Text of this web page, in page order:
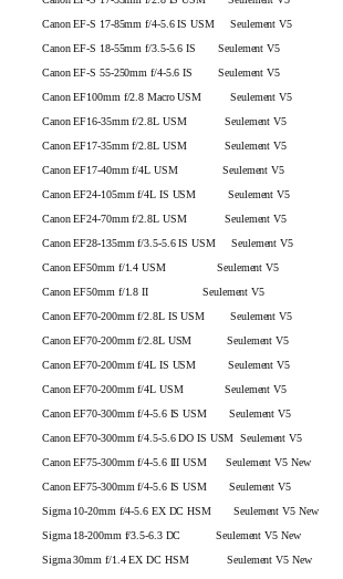
Canon EF-S 17-85mm f/4-5.6 IS USM Seulement V5
Canon EF-S 18-55mm f/3.5-5.6 IS Seulement V5
Canon EF-S 55-250mm f/4-5.6 IS Seulement V5
Canon EF100mm f/2.8 Macro USM Seulement V5
Canon EF16-35mm f/2.8L USM Seulement V5
Canon EF17-35mm f/2.8L USM Seulement V5
Canon EF17-40mm f/4L USM Seulement V5
Canon EF24-105mm f/4L IS USM Seulement V5
Canon EF24-70mm f/2.8L USM Seulement V5
Canon EF28-135mm f/3.5-5.6 IS USM Seulement V5
Canon EF50mm f/1.4 USM Seulement V5
Canon EF50mm f/1.8 II Seulement V5
Canon EF70-200mm f/2.8L IS USM Seulement V5
Canon EF70-200mm f/2.8L USM Seulement V5
Canon EF70-200mm f/4L IS USM Seulement V5
Canon EF70-200mm f/4L USM Seulement V5
Canon EF70-300mm f/4-5.6 IS USM Seulement V5
Canon EF70-300mm f/4.5-5.6 DO IS USM Seulement V5
Canon EF75-300mm f/4-5.6 III USM Seulement V5 New
Canon EF75-300mm f/4-5.6 IS USM Seulement V5
Sigma 10-20mm f/4-5.6 EX DC HSM Seulement V5 New
Sigma 18-200mm f/3.5-6.3 DC Seulement V5 New
Sigma 30mm f/1.4 EX DC HSM Seulement V5 New